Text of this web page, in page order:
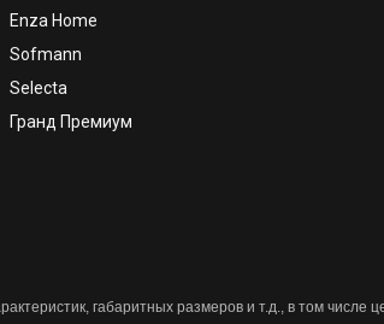
габаритных размеров и т.д., в том числе
Sofmann
Selecta
Enza Home
Гранд Премиум